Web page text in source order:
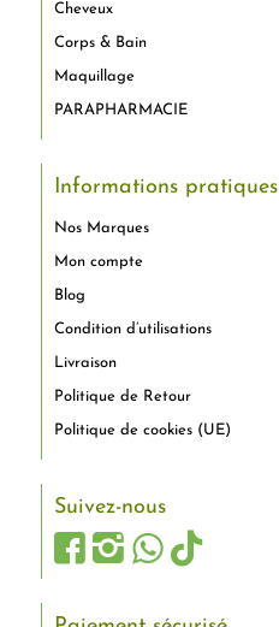
Cheveux
Corps & Bain
Maquillage
PARAPHARMACIE
Informations pratiques
Nos Marques
Mon compte
Blog
Condition d’utilisations
Livraison
Politique de Retour
Politique de cookies (UE)
Suivez-nous